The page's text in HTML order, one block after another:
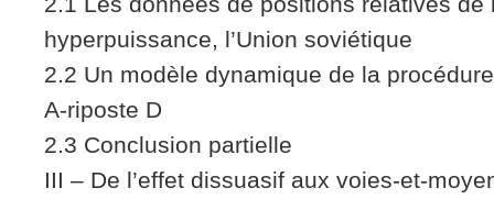
hyperpuissance, l’Union soviétique
2.2 Un modèle dynamique de la
A-riposte D
2.3 Conclusion partielle
III – De l’effet dissuasif aux voies-et-